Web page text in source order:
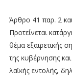
Άρθρο 41 παρ. 2
Προτείνεται
θέμα εξαιρετικής
της κυβέρνησης
λαϊκής εντολής,